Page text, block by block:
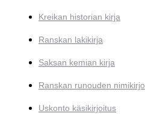
Kreikan historian kirja
Ranskan lakikirja
Saksan kemian kirja
Ranskan runouden
Uskonto käsikirjoitus